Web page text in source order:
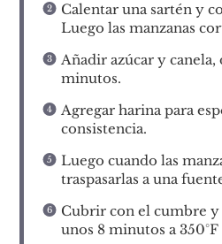
Calentar una sartén y
Luego las manzanas
Añadir azúcar y canela,
minutos.
Agregar harina para
consistencia.
Luego cuando las
traspasarlas a una
Cubrir con el cumbre
unos 8 minutos a 350°F